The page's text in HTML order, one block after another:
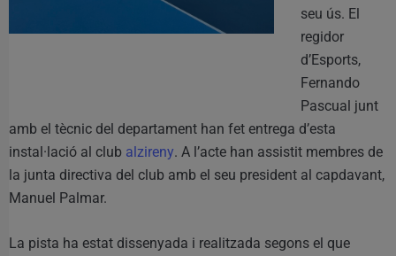
seu ús. El
regidor
d’Esports,
Fernando
Pascual junt
amb el tècnic del departament han fet entrega d’esta
instal·lació al club alzireny. A l’acte han assistit membres de
la junta directiva del club amb el seu president al capdavant,
Manuel Palmar.
La pista ha estat dissenyada i realitzada segons el que